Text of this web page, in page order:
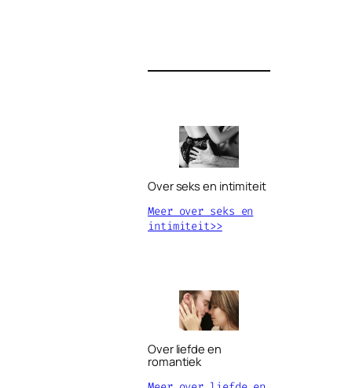
Over seks en intimiteit
Meer over seks en
intimiteit>>
Over liefde en
romantiek